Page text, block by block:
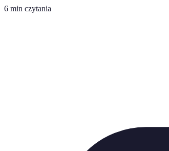
6 min czytania